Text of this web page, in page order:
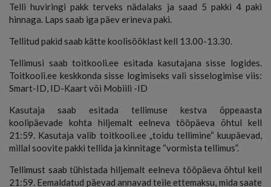
Telli huviringi pakk terveks nädalaks ja saad 5 pakki 4 paki
hinnaga. Laps saab iga päev erineva paki.
Tellitud pakid saab kätte koolisööklast kell 13.00-13.30.
Tellimusi saab toitkooli.ee esitada kasutajana sisse logides.
Toitkooli.ee keskkonda sisse logimiseks vali sisselogimise viis:
Smart-ID, ID-Kaart või Mobiili -ID
Kasutaja saab esitada tellimuse kestva õppeaasta
koolipäevade kohta hiljemalt eelneva tööpäeva õhtul kell
21:59. Kasutaja valib toitkooli.ee „toidu tellimine“ kuupäevad,
millal soovite pakki tellida ja kinnitage “vormista tellimus”.
Tellimust saab tühistada hiljemalt eelneva tööpäeva õhtul kell
21:59. Eemaldatud päevad annavad teile ettemaksu, mida saate